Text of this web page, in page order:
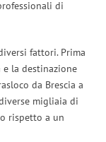
di
fattori. Prima
la destinazione
da Brescia a
migliaia di
rispetto a un